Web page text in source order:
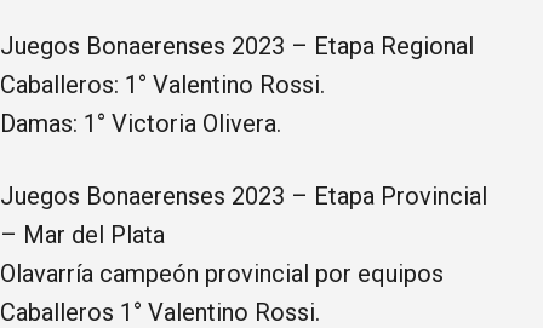
Juegos Bonaerenses 2023 – Etapa Regional
Caballeros: 1° Valentino Rossi.
Damas: 1° Victoria Olivera.
Juegos Bonaerenses 2023 – Etapa Provincial
– Mar del Plata
Olavarría campeón provincial por equipos
Caballeros 1° Valentino Rossi.